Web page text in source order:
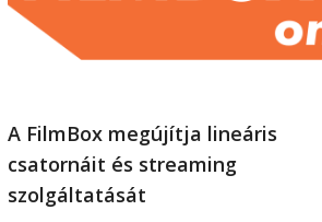
A FilmBox megújítja lineáris
csatornáit és streaming
szolgáltatását